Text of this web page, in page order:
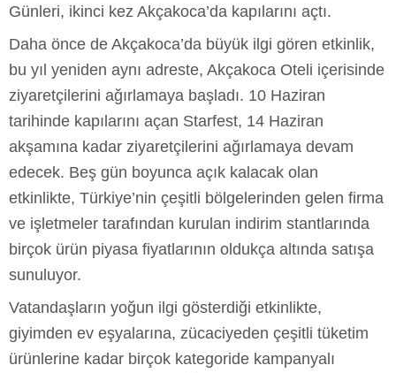
Günleri, ikinci kez Akçakoca’da kapılarını açtı.
Daha önce de Akçakoca’da büyük ilgi gören etkinlik,
bu yıl yeniden aynı adreste, Akçakoca Oteli içerisinde
ziyaretçilerini ağırlamaya başladı. 10 Haziran
tarihinde kapılarını açan Starfest, 14 Haziran
akşamına kadar ziyaretçilerini ağırlamaya devam
edecek. Beş gün boyunca açık kalacak olan
etkinlikte, Türkiye’nin çeşitli bölgelerinden gelen firma
ve işletmeler tarafından kurulan indirim stantlarında
birçok ürün piyasa fiyatlarının oldukça altında satışa
sunuluyor.
Vatandaşların yoğun ilgi gösterdiği etkinlikte,
giyimden ev eşyalarına, zücaciyeden çeşitli tüketim
ürünlerine kadar birçok kategoride kampanyalı